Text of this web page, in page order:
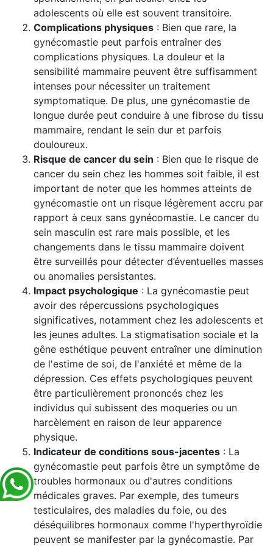
adolescents où elle est souvent transitoire.
Complications physiques : Bien que rare, la
gynécomastie peut parfois entraîner des
complications physiques. La douleur et la
sensibilité mammaire peuvent être suffisamment
intenses pour nécessiter un traitement
symptomatique. De plus, une gynécomastie de
longue durée peut conduire à une fibrose du tissu
mammaire, rendant le sein dur et parfois
douloureux.
Risque de cancer du sein : Bien que le risque de
cancer du sein chez les hommes soit faible, il est
important de noter que les hommes atteints de
gynécomastie ont un risque légèrement accru par
rapport à ceux sans gynécomastie. Le cancer du
sein masculin est rare mais possible, et les
changements dans le tissu mammaire doivent
être surveillés pour détecter d’éventuelles masses
ou anomalies persistantes.
Impact psychologique : La gynécomastie peut
avoir des répercussions psychologiques
significatives, notamment chez les adolescents et
les jeunes adultes. La stigmatisation sociale et la
gêne esthétique peuvent entraîner une diminution
de l'estime de soi, de l'anxiété et même de la
dépression. Ces effets psychologiques peuvent
être particulièrement prononcés chez les
individus qui subissent des moqueries ou un
harcèlement en raison de leur apparence
physique.
Indicateur de conditions sous-jacentes : La
gynécomastie peut parfois être un symptôme de
troubles hormonaux ou d'autres conditions
médicales graves. Par exemple, des tumeurs
testiculaires, des maladies du foie, ou des
déséquilibres hormonaux comme l'hyperthyroïdie
peuvent se manifester par la gynécomastie. Par